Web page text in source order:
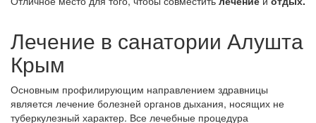
Лечение в санатории Алушта
Крым
Основным профилирующим направлением здравницы
является лечение болезней органов дыхания, носящих не
туберкулезный характер. Все лечебные процедура